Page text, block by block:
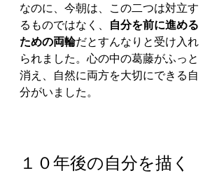
なのに、今朝は、この二つは対立す
るものではなく、
自分を前に進める
ための両輪だとすんなりと受け入れ
られました。心の中の葛藤がふっと
消え、自然に両方を大切にできる自
分がいました。
１０年後の自分を描く